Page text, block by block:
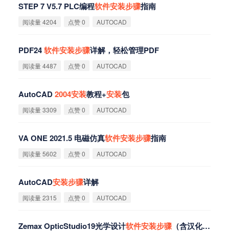
STEP 7 V5.7 PLC编程软件安装步骤指南
阅读量 4204 点赞 0 AUTOCAD
PDF24软件安装步骤详解，轻松管理PDF
阅读量 4487 点赞 0 AUTOCAD
AutoCAD2004安装教程+安装包
阅读量 3309 点赞 0 AUTOCAD
VA ONE 2021.5 电磁仿真软件安装步骤指南
阅读量 5602 点赞 0 AUTOCAD
AutoCAD安装步骤详解
阅读量 2315 点赞 0 AUTOCAD
Zemax OpticStudio19光学设计软件安装步骤（含汉化补丁）